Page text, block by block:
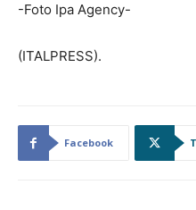
-Foto Ipa Agency-
(ITALPRESS).
Facebook